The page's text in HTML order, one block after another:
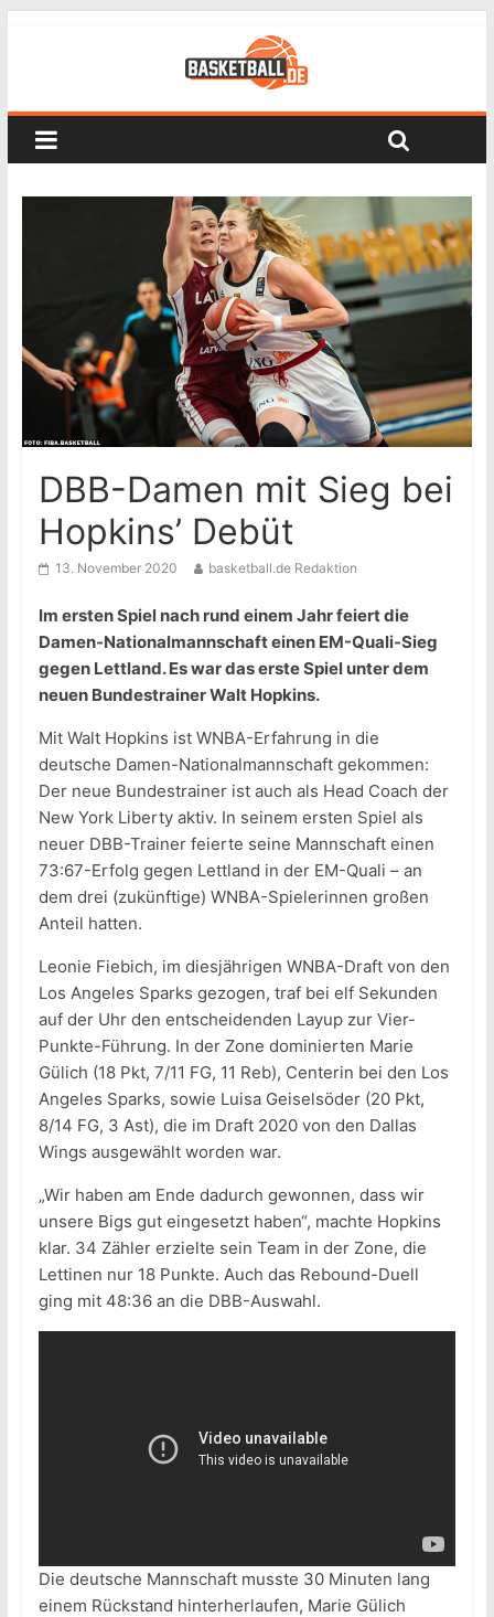
DBB-Damen mit Sieg bei
Hopkins’ Debüt
13. November 2020 basketball.de Redaktion
Im ersten Spiel nach rund einem Jahr feiert die
Damen-Nationalmannschaft einen EM-Quali-Sieg
gegen Lettland. Es war das erste Spiel unter dem
neuen Bundestrainer Walt Hopkins.
Mit Walt Hopkins ist WNBA-Erfahrung in die
deutsche Damen-Nationalmannschaft gekommen:
Der neue Bundestrainer ist auch als Head Coach der
New York Liberty aktiv. In seinem ersten Spiel als
neuer DBB-Trainer feierte seine Mannschaft einen
73:67-Erfolg gegen Lettland in der EM-Quali – an
dem drei (zukünftige) WNBA-Spielerinnen großen
Anteil hatten.
Leonie Fiebich, im diesjährigen WNBA-Draft von den
Los Angeles Sparks gezogen, traf bei elf Sekunden
auf der Uhr den entscheidenden Layup zur Vier-
Punkte-Führung. In der Zone dominierten Marie
Gülich (18 Pkt, 7/11 FG, 11 Reb), Centerin bei den Los
Angeles Sparks, sowie Luisa Geiselsöder (20 Pkt,
8/14 FG, 3 Ast), die im Draft 2020 von den Dallas
Wings ausgewählt worden war.
„Wir haben am Ende dadurch gewonnen, dass wir
unsere Bigs gut eingesetzt haben“, machte Hopkins
klar. 34 Zähler erzielte sein Team in der Zone, die
Lettinen nur 18 Punkte. Auch das Rebound-Duell
ging mit 48:36 an die DBB-Auswahl.
Die deutsche Mannschaft musste 30 Minuten lang
einem Rückstand hinterherlaufen, Marie Gülich